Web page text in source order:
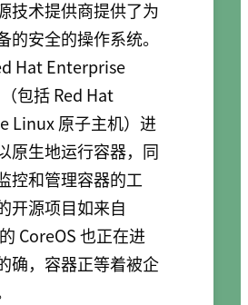
技术提供商提供了为
的安全的操作系统。
Hat Enterprise
包括 Red Hat
Linux 原子主机）进
原生地运行容器，同
控和管理容器的工
开源项目如来自
CoreOS 也正在进
确，容器正等着被企